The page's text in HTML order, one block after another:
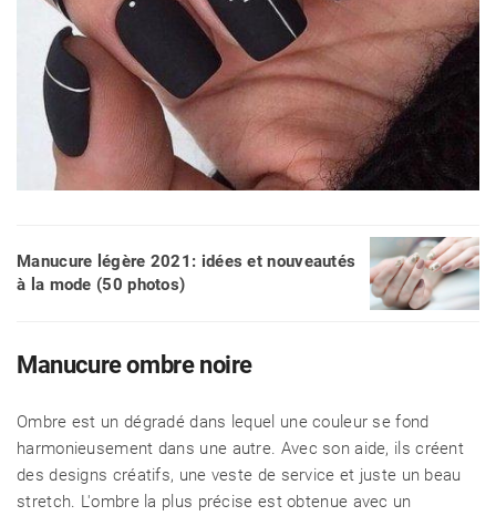
Manucure légère 2021: idées et nouveautés
à la mode (50 photos)
Manucure ombre noire
Ombre est un dégradé dans lequel une couleur se fond
harmonieusement dans une autre. Avec son aide, ils créent
des designs créatifs, une veste de service et juste un beau
stretch. L'ombre la plus précise est obtenue avec un